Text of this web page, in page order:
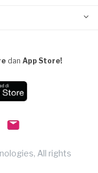
dan App Store!
All rights